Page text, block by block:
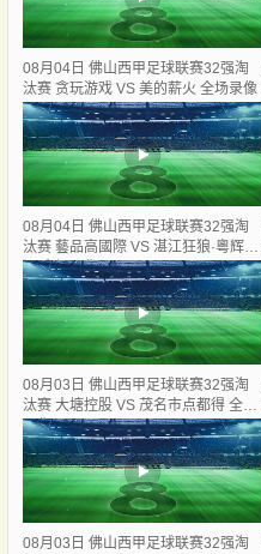
08月04日 佛山西甲足球联赛32强淘
汰赛 贪玩游戏 VS 美的薪火 全场录像
08月04日 佛山西甲足球联赛32强淘
汰赛 藝品高國際 VS 湛江狂狼·粵辉能
源 全场录像
08月03日 佛山西甲足球联赛32强淘
汰赛 大塘控股 VS 茂名市点都得 全场
录像
08月03日 佛山西甲足球联赛32强淘